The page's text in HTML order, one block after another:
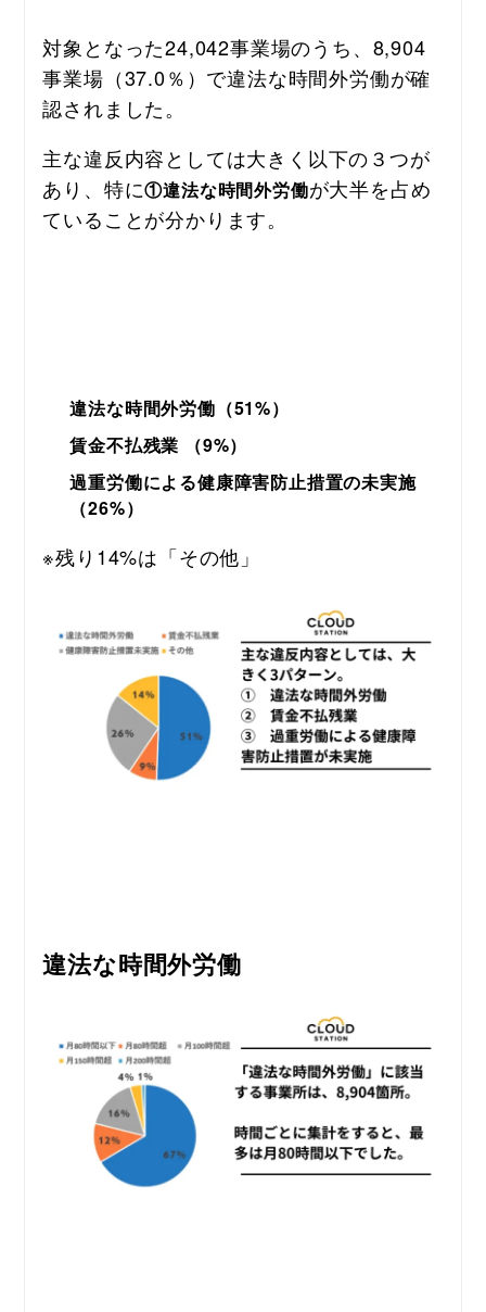
対象となった24,042事業場のうち、8,904
事業場（37.0％）で違法な時間外労働が確
認されました。
主な違反内容としては大きく以下の３つが
あり、特に①違法な時間外労働が大半を占め
ていることが分かります。
違法な時間外労働（51%）
賃金不払残業 （9%）
過重労働による健康障害防止措置の未実施
（26%）
※残り14%は「その他」
違法な時間外労働